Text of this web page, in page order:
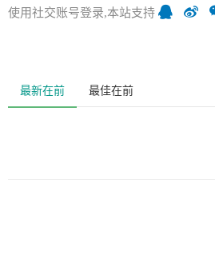
使用社交账号登录,本站支持
最新在前 最佳在前